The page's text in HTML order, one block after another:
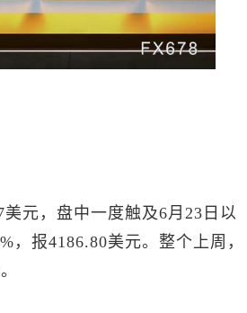
元，盘中一度触及6月23日以
，报4186.80美元。整个上周，